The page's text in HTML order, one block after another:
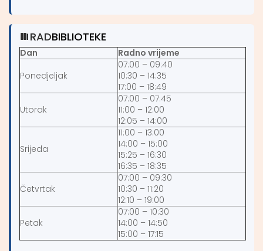
RADBIBLIOTEKE
Dan
Radno vrijeme
Ponedjeljak
07:00 – 09:40
10:30 – 14:35
17:00 – 18:49
Utorak
07:00 – 07:45
11:00 – 12:00
12:05 – 14:00
Srijeda
11:00 – 13:00
14:00 – 15:00
15:25 – 16:30
16:35 – 18:35
Četvrtak
07:00 – 09:30
10:30 – 11:20
12:10 – 19:00
Petak
07:00 – 10:30
14:00 – 14:50
15:00 – 17:15